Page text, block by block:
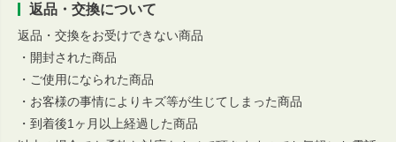
返品・交換について
返品・交換をお受けできない商品
・開封された商品
・ご使用になられた商品
・お客様の事情によりキズ等が生じてしまった商品
・到着後1ヶ月以上経過した商品